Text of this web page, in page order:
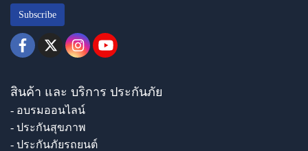
Subscribe
สินค้า และ บริการ ประกันภัย
- อบรมออนไลน์
- ประกันสุขภาพ
- ประกันภัยรถยนต์